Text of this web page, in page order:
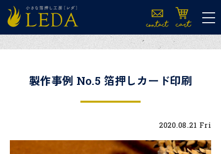
製作事例 No.5 箔押しカード印刷
2020.08.21 Fri